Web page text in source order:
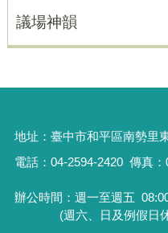
議場神韻
地址： 臺中市和平區南勢里
電話：04-2594-2420 傳真：
辦公時間：週一至週五
(週六、日及例假日